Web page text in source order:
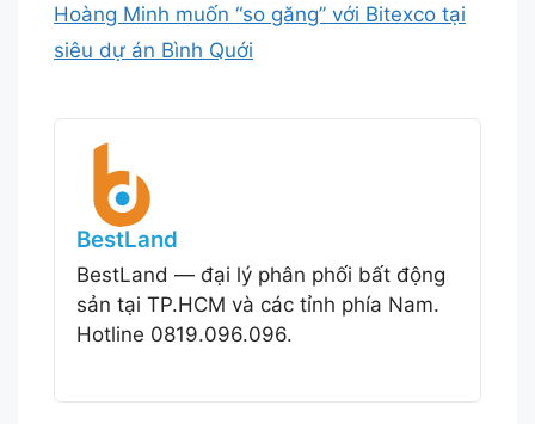
Hoàng Minh muốn “so găng” với Bitexco tại
siêu dự án Bình Quới
BestLand
BestLand — đại lý phân phối bất động
sản tại TP.HCM và các tỉnh phía Nam.
Hotline 0819.096.096.